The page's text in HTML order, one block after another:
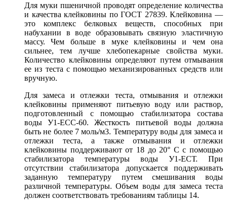
Для муки пшеничной проводят определение количества
и качества клейковины по ГОСТ 27839. Клейковина —
это комплекс белковых веществ, способных при
набухании в воде образовывать связную эластичную
массу. Чем больше в муке клейковины и чем она
сильнее, тем лучше хлебопекарные свойства муки.
Количество клейковины определяют путем отмывания
ее из теста с помощью механизированных средств или
вручную.
Для замеса и отлежки теста, отмывания и отлежки
клейковины применяют питьевую воду или раствор,
подготовленный с помощью стабилизатора состава
воды У1-ЕСС-60. Жесткость питьевой воды должна
быть не более 7 моль/м3. Температуру воды для замеса и
отлежки теста, а также отмывания и отлежки
клейковины поддерживают от 18 до 20° С с помощью
стабилизатора температуры воды У1-ЕСТ. При
отсутствии стабилизатора допускается поддерживать
заданную температуру путем смешивания воды
различной температуры. Объем воды для замеса теста
должен соответствовать требованиям таблицы 14.